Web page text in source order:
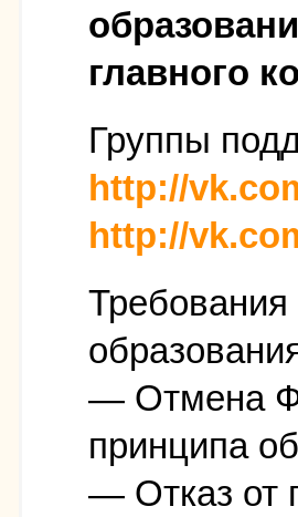
главного
Группы
http://
http://
— Отмена
принципа
— Отказ от